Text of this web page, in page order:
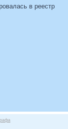
в реестр